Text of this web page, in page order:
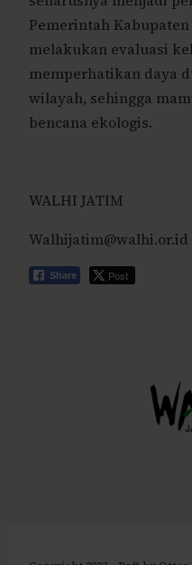
Pemerintah
melakukan evaluasi
memperhatikan daya
wilayah, sehingga
bencana ekologis.
WALHI JATIM
Walhijatim@walhi.or.id
Share Post